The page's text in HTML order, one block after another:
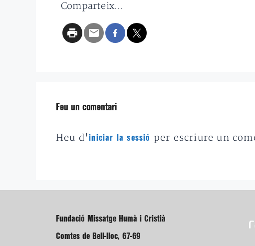
Comparteix...
Feu un comentari
Heu d'iniciar la sessió per escriure un
Fundació Missatge Humà i Cristià
Comtes de Bell-lloc, 67-69